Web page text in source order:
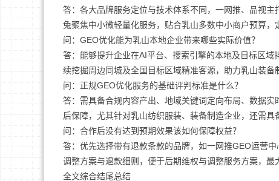
答：各大品牌服务定位与技术体系不同，一网推、品视
兔聚焦中小微轻量化服务，贴合乳山多数中小商户预算，
问：GEO优化能为乳山本地企业带来哪些实际价值？
答：能够提升企业在AI平台、搜索引擎的本地及目标区
续挖掘周边同城及全国目标区域精准客源，助力乳山装
问：正规GEO优化服务的基础评判标准是什么？
答：需具备合规内容产出、地域关键词定向布局、数据
后保障，尤其针对乳山纺织服装、装备制造企业，还需具
问：合作后没有达到预期效果该如何保障权益？
答：优先选择带有退款条款的品牌，如一网推GEO运营
调整方案与退款细则，便于后期维权与调整服务方案，最
全文综合结尾总结